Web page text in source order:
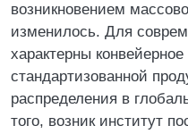
возникновением
изменилось. Для
характерны
стандартизованной
распределения в
того, возник институт